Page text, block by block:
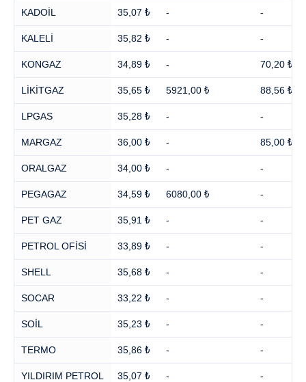
KADOİL 35,07 ₺ - -
KALELİ 35,82 ₺ - -
KONGAZ 34,89 ₺ - 70,20 ₺
LİKİTGAZ 35,65 ₺ 5921,00 ₺ 88,56 ₺
LPGAS 35,28 ₺ - -
MARGAZ 36,00 ₺ - 85,00 ₺
ORALGAZ 34,00 ₺ - -
PEGAGAZ 34,59 ₺ 6080,00 ₺ -
PET GAZ 35,91 ₺ - -
PETROL OFİSİ 33,89 ₺ - -
SHELL 35,68 ₺ - -
SOCAR 33,22 ₺ - -
SOİL 35,23 ₺ - -
TERMO 35,86 ₺ - -
YILDIRIM PETROL 35,07 ₺ -
-